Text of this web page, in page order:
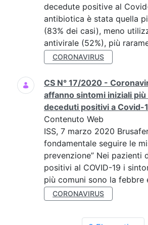
decedute positive al
antibiotica è stata quella
(83% dei casi), meno
antivirale (52%), più
CORONAVIRUS
CS N° 17/2020 -
affanno sintomi iniziali
deceduti positivi a Covid-
Contenuto Web
ISS, 7 marzo 2020
fondamentale seguire le
prevenzione” Nei pazienti
positivi al COVID-19 i
più comuni sono la febbre
CORONAVIRUS